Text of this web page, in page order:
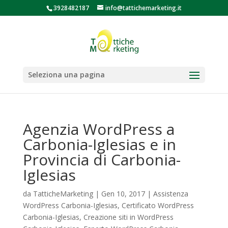
3928482187 info@tattichemarketing.it
Seleziona una pagina
Agenzia WordPress a
Carbonia-Iglesias e in
Provincia di Carbonia-
Iglesias
da TatticheMarketing| Gen 10, 2017| Assistenza
WordPress Carbonia-Iglesias, Certificato WordPress
Carbonia-Iglesias, Creazione siti in WordPress